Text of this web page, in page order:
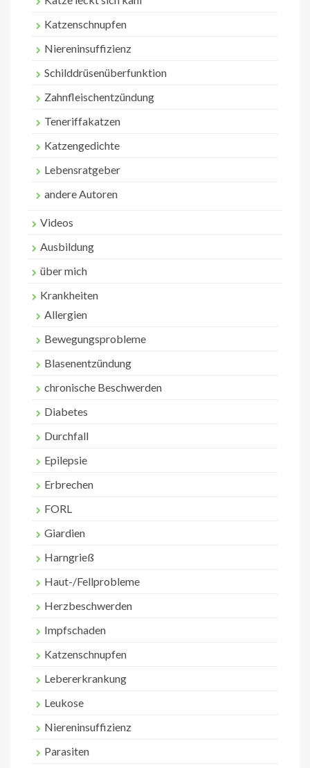
Katzenschnupfen
Niereninsuffizienz
Schilddrüsenüberfunktion
Zahnfleischentzündung
Teneriffakatzen
Katzengedichte
Lebensratgeber
andere Autoren
Videos
Ausbildung
über mich
Krankheiten
Allergien
Bewegungsprobleme
Blasenentzündung
chronische Beschwerden
Diabetes
Durchfall
Epilepsie
Erbrechen
FORL
Giardien
Harngrieß
Haut-/Fellprobleme
Herzbeschwerden
Impfschaden
Katzenschnupfen
Lebererkrankung
Leukose
Niereninsuffizienz
Parasiten